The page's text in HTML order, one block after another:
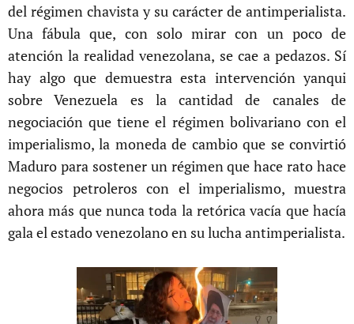
del régimen chavista y su carácter de antimperialista.
Una fábula que, con solo mirar con un poco de
atención la realidad venezolana, se cae a pedazos. Sí
hay algo que demuestra esta intervención yanqui
sobre Venezuela es la cantidad de canales de
negociación que tiene el régimen bolivariano con el
imperialismo, la moneda de cambio que se convirtió
Maduro para sostener un régimen que hace rato hace
negocios petroleros con el imperialismo, muestra
ahora más que nunca toda la retórica vacía que hacía
gala el estado venezolano en su lucha antimperialista.